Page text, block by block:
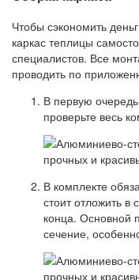
Чтобы сэкономить
каркас теплицы
специалистов. Все
проводить по
В первую очередь
проверьте весь
В комплекте
стоит отложить в
конца. Основной
сечение,